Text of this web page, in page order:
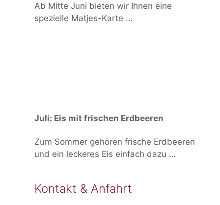
Ab Mitte Juni bieten wir Ihnen eine
spezielle Matjes-Karte …
Juli: Eis mit frischen Erdbeeren
Zum Sommer gehören frische Erdbeeren
und ein leckeres Eis einfach dazu …
Kontakt & Anfahrt